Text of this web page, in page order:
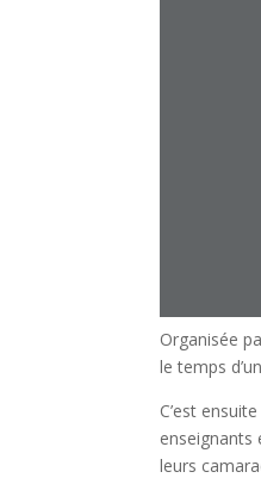
Organisée
le temps
C’est
enseignants
leurs